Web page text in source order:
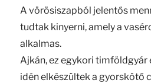
A vörösiszapból jelentős
tudtak kinyerni, amely a
alkalmas.
Ajkán, ez egykori timföldgyár
idén elkészültek a gyorskötő